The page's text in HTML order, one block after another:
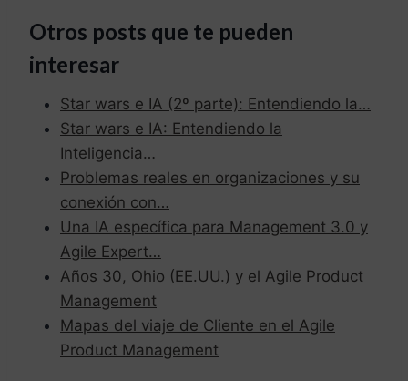
Otros posts que te pueden
interesar
Star wars e IA (2º parte): Entendiendo la…
Star wars e IA: Entendiendo la
Inteligencia…
Problemas reales en organizaciones y su
conexión con…
Una IA específica para Management 3.0 y
Agile Expert…
Años 30, Ohio (EE.UU.) y el Agile Product
Management
Mapas del viaje de Cliente en el Agile
Product Management